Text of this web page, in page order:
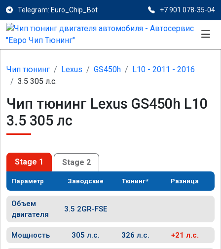
Telegram: Euro_Chip_Bot +7 901 078-35-04
Чип тюнинг Lexus GS450h
L10 - 2011 - 2016
3.5 305 л.с.
Чип тюнинг Lexus GS450h L10
3.5 305 лс
Stage 1 Stage 2
Параметр Заводские Тюнинг* Разница
Объем
двигателя
3.5 2GR-FSE
Мощность 305 л.с. 326 л.с. +21 л.с.